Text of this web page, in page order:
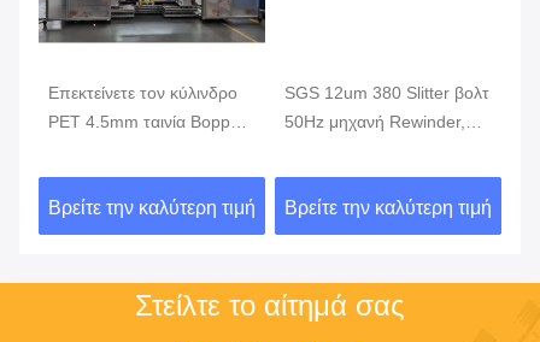
Επεκτείνετε τον κύλινδρο
PET 4.5mm ταινία Bopp
Βρείτε την καλύτερη τιμή
SGS 12um 380 Slitter βολτ
50Hz μηχανή Rewinder,
μηχανή
Βρείτε την καλύτερη τιμή
Στείλτε το αίτημά σας